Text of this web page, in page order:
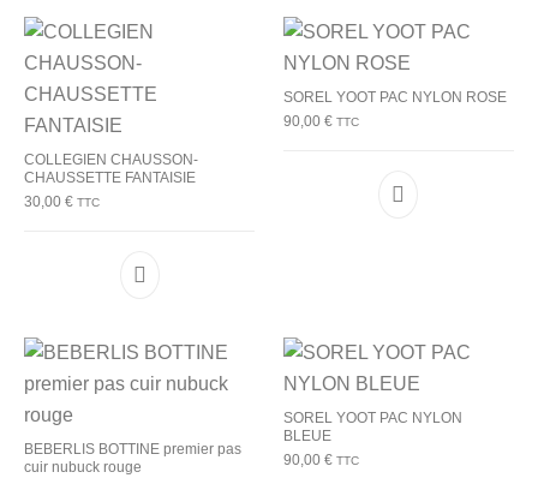
COLLEGIEN CHAUSSON-
CHAUSSETTE FANTAISIE
30,00€ TTC
Ce produit a plusieurs variations. Les options
SOREL YOOT PAC NYLON ROSE
90,00 € TTC
Ce produit a
BEBERLIS BOTTINE premier pas
cuir nubuck rouge
SOREL YOOT PAC NYLON
BLEUE
90,00 € TTC